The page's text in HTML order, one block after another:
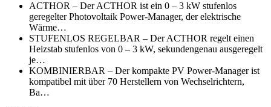
ACTHOR – Der ACTHOR ist ein 0 – 3 kW stufenlos
geregelter Photovoltaik Power-Manager, der elektrische
Wärme…
STUFENLOS REGELBAR – Der ACTHOR regelt einen
Heizstab stufenlos von 0 – 3 kW, sekundengenau ausgeregelt
je…
KOMBINIERBAR – Der kompakte PV Power-Manager ist
kompatibel mit über 70 Herstellern von Wechselrichtern,
Ba…